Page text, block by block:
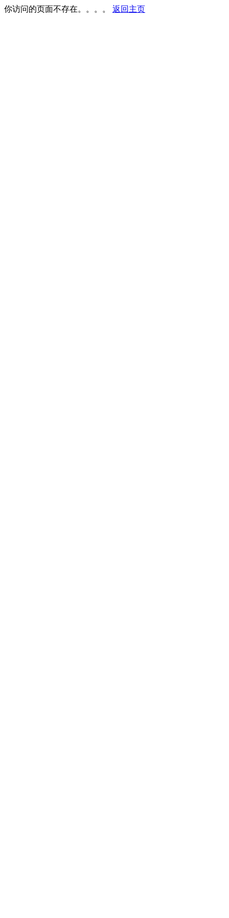
你访问的页面不存在。。。。 返回主页